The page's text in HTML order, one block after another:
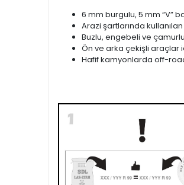
6 mm burgulu, 5 mm “V”
Arazi şartlarında
Buzlu, engebeli ve
Ön ve arka çekişli araçlar
Hafif kamyonlarda off-